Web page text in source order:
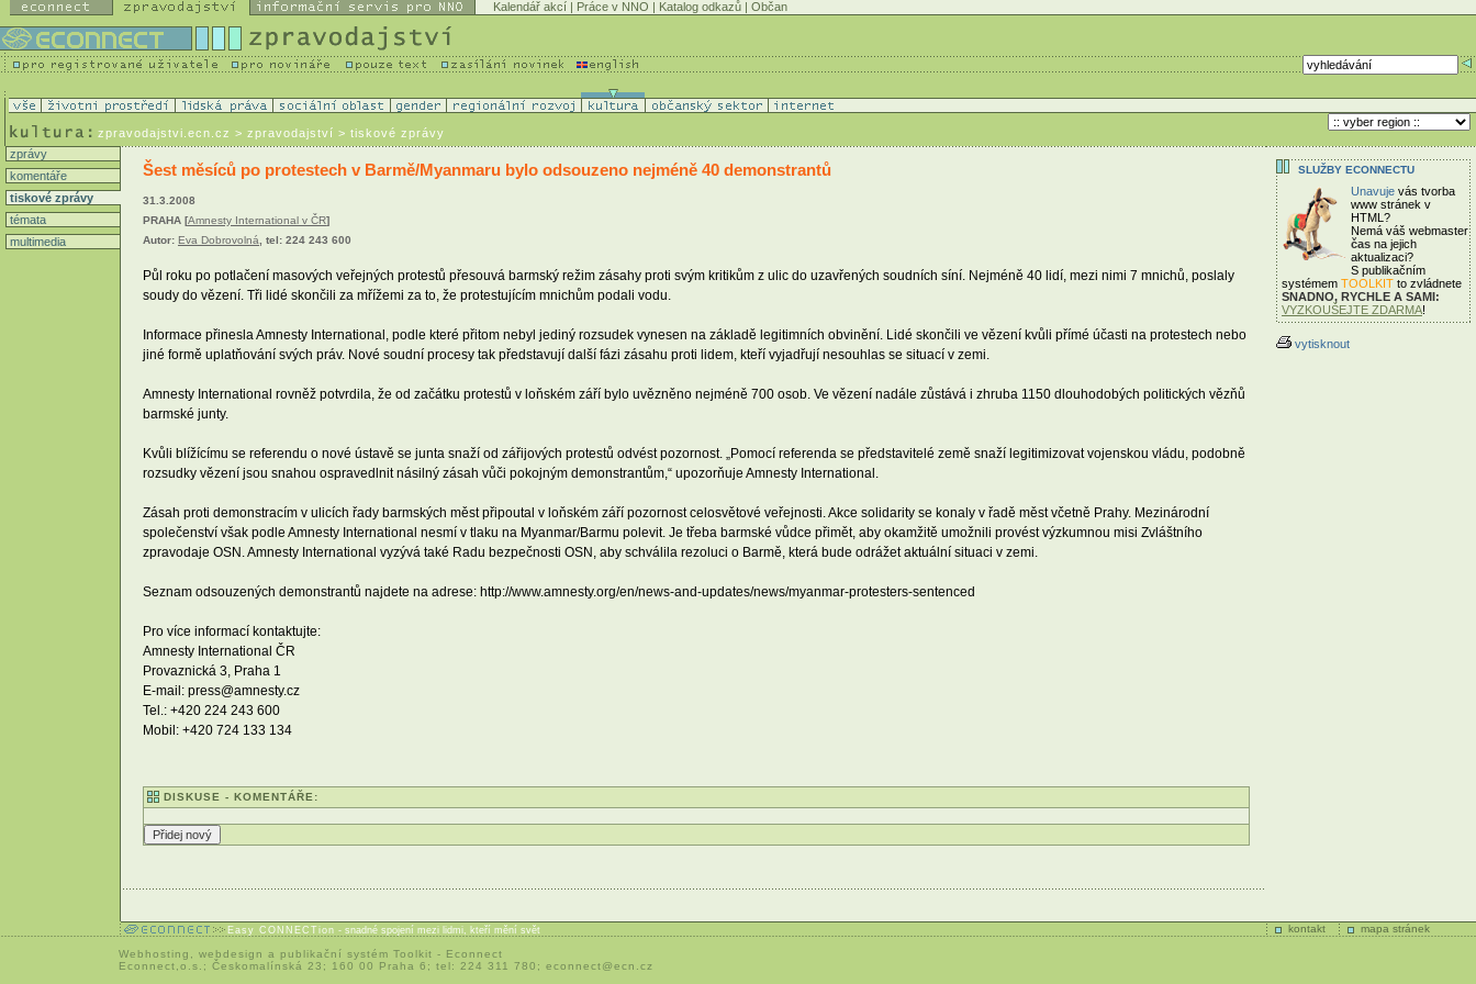
Kalendář akcí | Práce v NNO | Katalog odkazů | Občan
zpravodajstvi.ecn.cz > zpravodajství > tiskové zprávy
zprávy
komentáře
tiskové zprávy
témata
multimedia
Šest měsíců po protestech v Barmě/Myanmaru bylo odsouzeno nejméně 40 demonstrantů
31.3.2008
PRAHA [Amnesty International v ČR]
Autor: Eva Dobrovolná, tel: 224 243 600
Půl roku po potlačení masových veřejných protestů přesouvá barmský režim zásahy proti svým kritikům z ulic do uzavřených soudních síní. Nejméně 40 lidí, mezi nimi 7 mnichů, poslaly
soudy do vězení. Tři lidé skončili za mřížemi za to, že protestujícím mnichům podali vodu.
Informace přinesla Amnesty International, podle které přitom nebyl jediný rozsudek vynesen na základě legitimních obvinění. Lidé skončili ve vězení kvůli přímé účasti na protestech nebo
jiné formě uplatňování svých práv. Nové soudní procesy tak představují další fázi zásahu proti lidem, kteří vyjadřují nesouhlas se situací v zemi.
Amnesty International rovněž potvrdila, že od začátku protestů v loňském září bylo uvězněno nejméně 700 osob. Ve vězení nadále zůstává i zhruba 1150 dlouhodobých politických vězňů
barmské junty.
Kvůli blížícímu se referendu o nové ústavě se junta snaží od zářijových protestů odvést pozornost. „Pomocí referenda se představitelé země snaží legitimizovat vojenskou vládu, podobně
rozsudky vězení jsou snahou ospravedlnit násilný zásah vůči pokojným demonstrantům,“ upozorňuje Amnesty International.
Zásah proti demonstracím v ulicích řady barmských měst připoutal v loňském září pozornost celosvětové veřejnosti. Akce solidarity se konaly v řadě měst včetně Prahy. Mezinárodní
společenství však podle Amnesty International nesmí v tlaku na Myanmar/Barmu polevit. Je třeba barmské vůdce přimět, aby okamžitě umožnili provést výzkumnou misi Zvláštního
zpravodaje OSN. Amnesty International vyzývá také Radu bezpečnosti OSN, aby schválila rezoluci o Barmě, která bude odrážet aktuální situaci v zemi.
Seznam odsouzených demonstrantů najdete na adrese: http://www.amnesty.org/en/news-and-updates/news/myanmar-protesters-sentenced
Pro více informací kontaktujte:
Amnesty International ČR
Provaznická 3, Praha 1
E-mail: press@amnesty.cz
Tel.: +420 224 243 600
Mobil: +420 724 133 134
DISKUSE - KOMENTÁŘE:
SLUŽBY ECONNECTU
Unavuje vás tvorba
www stránek v
HTML?
Nemá váš webmaster
čas na jejich
aktualizaci?
S publikačním
systémem TOOLKIT to zvládnete
SNADNO, RYCHLE A SAMI:
VYZKOUŠEJTE ZDARMA!
vytisknout
kontakt mapa stránek
Easy CONNECTion - snadné spojení mezi lidmi, kteří mění svět
Webhosting webdesign a publikační systém Toolkit - Econnect
Econnect,o.s.; Českomalínská 23; 160 00 Praha 6; tel: 224 311 780; econnect@ecn.cz